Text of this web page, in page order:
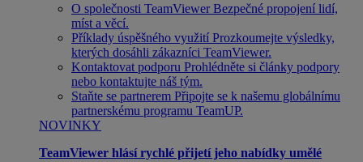
O společnosti TeamViewer Bezpečné propojení lidí,
míst a věcí.
Příklady úspěšného využití Prozkoumejte výsledky,
kterých dosáhli zákazníci TeamViewer.
Kontaktovat podporu Prohlédněte si články podpory
nebo kontaktujte náš tým.
Staňte se partnerem Připojte se k našemu globálnímu
partnerskému programu TeamUP.
NOVINKY
TeamViewer hlásí rychlé přijetí jeho nabídky umělé